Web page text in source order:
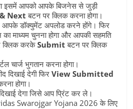
इसमें आपको आपके बिजनेस से जुड़ी
Next बटन पर क्लिक करना होगा।
डॉक्‍युमेंट अपलोड करने होंगे। फिर
का माध्‍यम चुनना होगा और आपकी सहमति
क्लिक करकेSubmitबटन पर क्लिक
चार्ज भुगतान करना होगा।
दिखाई देगी फिरView Submitted
होगा।
देगा जिसे आप प्रिंट कर ले।
Swarojgar Yojana 2026 के लिए